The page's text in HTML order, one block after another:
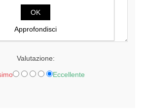
Valutazione:
Eccellente
OK
Approfondisci